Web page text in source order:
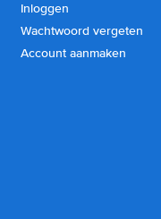
Inloggen
Wachtwoord vergeten
Account aanmaken